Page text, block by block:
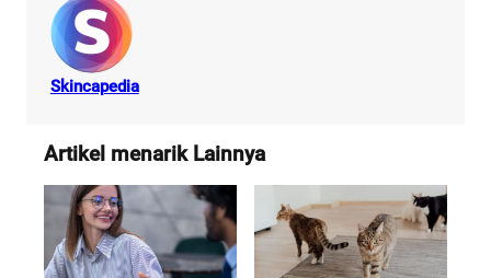
Skincapedia
Artikel menarik Lainnya